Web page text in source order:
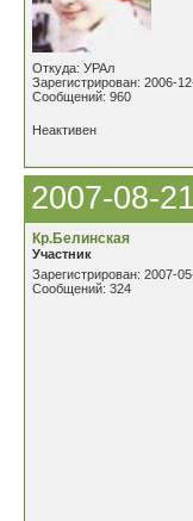
Откуда: УРАл
Зарегистрирован: 2006-
Сообщений: 960
Неактивен
2007-08-
Кр.Белинская
Участник
Зарегистрирован: 2007-
Сообщений: 324